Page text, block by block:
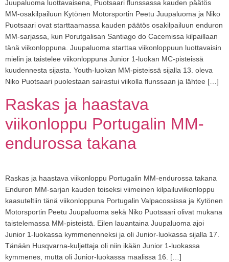
Juupaluoma luottavaisena, Puotsaari flunssassa kauden päätös
MM-osakilpailuun Kytönen Motorsportin Peetu Juupaluoma ja Niko
Puotsaari ovat starttaamassa kauden päätös osakilpailuun enduron
MM-sarjassa, kun Porutgalisan Santiago do Cacemissa kilpaillaan
tänä viikonloppuna. Juupaluoma starttaa viikonloppuun luottavaisin
mielin ja taistelee viikonloppuna Junior 1-luokan MC-pisteissä
kuudennesta sijasta. Youth-luokan MM-pisteissä sijalla 13. oleva
Niko Puotsaari puolestaan sairastui viikolla flunssaan ja lähtee […]
Raskas ja haastava
viikonloppu Portugalin MM-
endurossa takana
Raskas ja haastava viikonloppu Portugalin MM-endurossa takana
Enduron MM-sarjan kauden toiseksi viimeinen kilpailuviikonloppu
kaasuteltiin tänä viikonloppuna Portugalin Valpacossissa ja Kytönen
Motorsportin Peetu Juupaluoma sekä Niko Puotsaari olivat mukana
taistelemassa MM-pisteistä. Eilen lauantaina Juupaluoma ajoi
Junior 1-luokassa kymmenenneksi ja oli Junior-luokassa sijalla 17.
Tänään Husqvarna-kuljettaja oli niin ikään Junior 1-luokassa
kymmenes, mutta oli Junior-luokassa maalissa 16. […]